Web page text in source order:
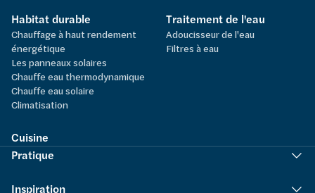
Habitat durable
Chauffage à haut rendement
énergétique
Les panneaux solaires
Chauffe eau thermodynamique
Chauffe eau solaire
Climatisation
Traitement de l'eau
Adoucisseur de l'eau
Filtres à eau
Cuisine
Pratique
Inspiration